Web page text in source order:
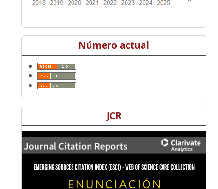
Número actual
JCR